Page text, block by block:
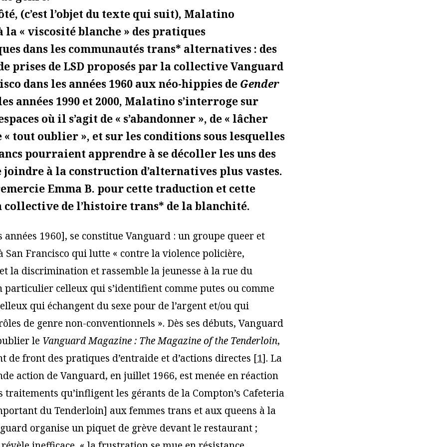
(c’est l’objet du texte qui suit), Malatino
la « viscosité blanche » des pratiques
dans les communautés trans* alternatives : des
prises de LSD proposés par la collective Vanguard
dans les années 1960 aux néo-hippies de Gender
années 1990 et 2000, Malatino s’interroge sur
où il s’agit de « s’abandonner », de « lâcher
« tout oublier », et sur les conditions sous lesquelles
pourraient apprendre à se décoller les uns des
joindre à la construction d’alternatives plus vastes.
Emma B. pour cette traduction et cette
de l’histoire trans* de la blanchité.
1960], se constitue Vanguard : un groupe queer et
San Francisco qui lutte « contre la violence policière,
la discrimination et rassemble la jeunesse à la rue du
particulier celleux qui s’identifient comme putes ou comme
qui échangent du sexe pour de l’argent et/ou qui
de genre non-conventionnels ». Dès ses débuts, Vanguard
le Vanguard Magazine : The Magazine of the Tenderloin,
de front des pratiques d’entraide et d’actions directes [1]. La
action de Vanguard, en juillet 1966, est menée en réaction
traitements qu’infligent les gérants de la Compton’s Cafeteria
du Tenderloin] aux femmes trans et aux queens à la
organise un piquet de grève devant le restaurant ;